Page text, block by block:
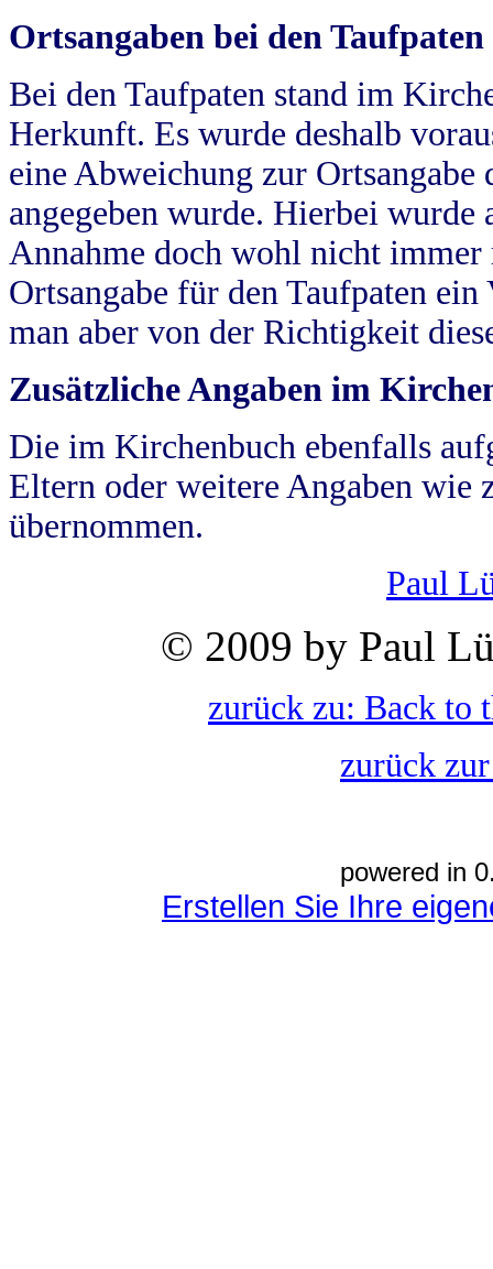
Ortsangaben bei den Taufpaten
Bei den Taufpaten stand im
Herkunft. Es wurde deshalb
eine Abweichung zur
angegeben wurde. Hierbei wurde
Annahme doch wohl nicht
Ortsangabe für den Taufpaten
man aber von der Richtigkeit
Zusätzliche Angaben im
Die im Kirchenbuch ebenfalls
Eltern oder weitere Angaben wie
übernommen.
Paul
© 2009 by Paul
zurück zu: Back to
zurück
powered in
Erstellen Sie Ihre